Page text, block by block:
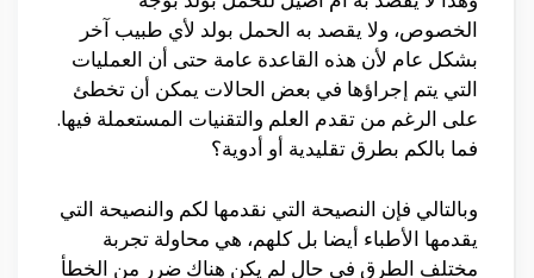
الخصوص، ولا يقصد به الحمل بولد لأي طبيب آخر
بشكل عام لأن هذه القاعدة عامة حتى أن العمليات
التي يتم إجراؤها في بعض الحالات يمكن أن تخطئ
على الرغم من تقدم العلم والتقنيات المستعملة فيها.
فما بالكم بطرق تقليدية أو أدوية؟
وبالتالي فإن النصيحة التي نقدمها لكم والنصيحة التي
يقدمها الأطباء أيضا بل كلهم، هي محاولة تجربة
مختلف الطرق في حال لم يكن هناك ضرر من الخطأ